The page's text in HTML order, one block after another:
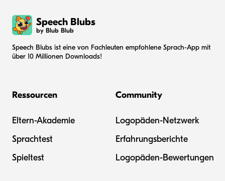
Speech Blubs
by Blub Blub
Speech Blubs ist eine von Fachleuten empfohlene Sprach-App mit
über 10 Millionen Downloads!
Ressourcen
Eltern-Akademie
Sprachtest
Spieltest
Community
Logopäden-Netzwerk
Erfahrungsberichte
Logopäden-Bewertungen